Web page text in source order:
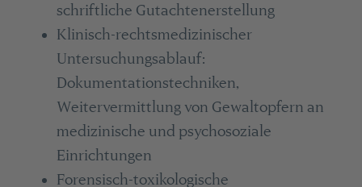
schriftliche Gutachtenerstellung
Klinisch-rechtsmedizinischer
Untersuchungsablauf:
Dokumentationstechniken,
Weitervermittlung von Gewaltopfern an
medizinische und psychosoziale
Einrichtungen
Forensisch-toxikologische